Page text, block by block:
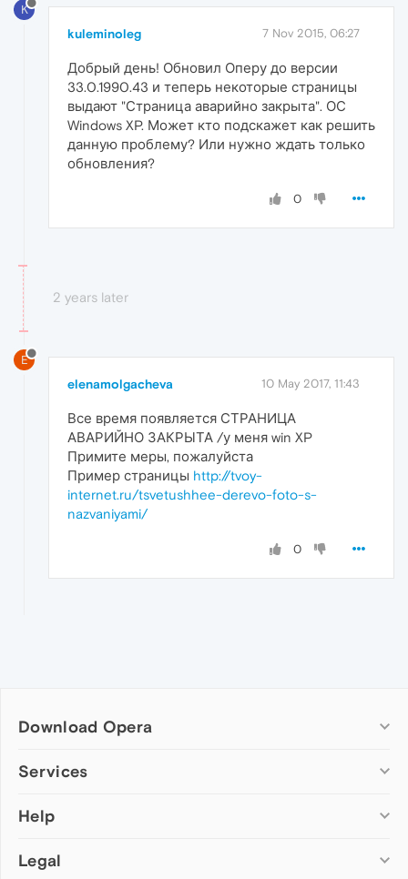
K
kuleminoleg 7 Nov 2015, 06:27
Добрый день! Обновил Оперу до версии
33.0.1990.43 и теперь некоторые страницы
выдают "Страница аварийно закрыта". ОС
Windows XP. Может кто подскажет как решить
данную проблему? Или нужно ждать только
обновления?
0
2 years later
E
elenamolgacheva 10 May 2017, 11:43
Все время появляется СТРАНИЦА
АВАРИЙНО ЗАКРЫТА /у меня win XP
Примите меры, пожалуйста
Пример страницы http://tvoy-
internet.ru/tsvetushhee-derevo-foto-s-
nazvaniyami/
0
Download Opera
Computer browsers
Opera for Mac
Opera beta version
Services
Add-ons
Wallpapers
Help
Help & support
Legal